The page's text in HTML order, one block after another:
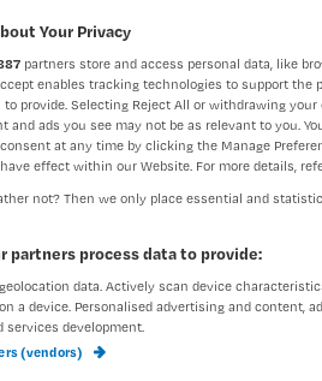
Auteur:
Zeven jaar geleden
wetende dat het mijn
Your Privacy
partners store and access personal data, like
enables tracking technologies to support the
to provide. Selecting Reject All or withdrawing
and ads you see may not be as relevant to you.
at any time by clicking the Manage
effect within our Website. For more details,
not? Then we only place essential and
partners process data to provide:
data. Actively scan device
a device. Personalised advertising and content,
services development.
(vendors)